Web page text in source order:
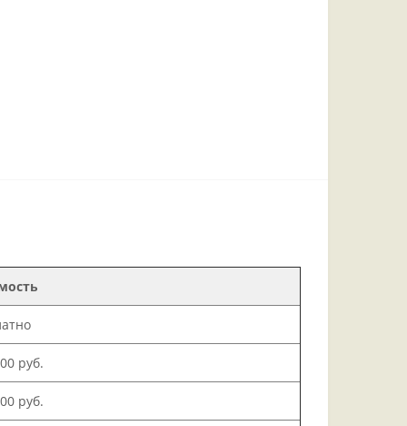
руб.
руб.